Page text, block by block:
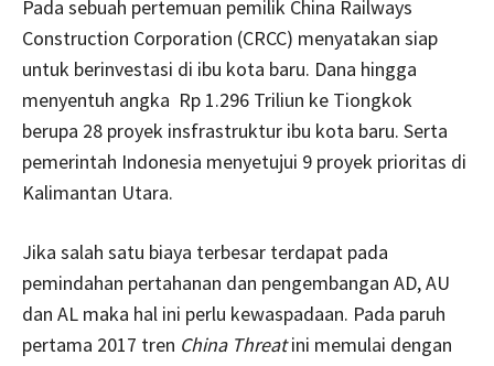
Pada sebuah pertemuan pemilik China Railways
Construction Corporation (CRCC) menyatakan siap
untuk berinvestasi di ibu kota baru. Dana hingga
menyentuh angka Rp 1.296 Triliun ke Tiongkok
berupa 28 proyek insfrastruktur ibu kota baru. Serta
pemerintah Indonesia menyetujui 9 proyek prioritas di
Kalimantan Utara.
Jika salah satu biaya terbesar terdapat pada
pemindahan pertahanan dan pengembangan AD, AU
dan AL maka hal ini perlu kewaspadaan. Pada paruh
pertama 2017 tren China Threatini memulai dengan